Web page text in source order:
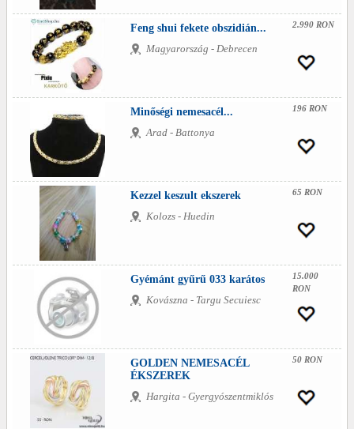
Feng shui fekete obszidián...
Magyarország - Debrecen
2.990 RON
Minőségi nemesacél...
Arad - Battonya
196 RON
Kezzel keszult ekszerek
Kolozs - Huedin
65 RON
Gyémánt gyűrű 033 karátos
Kovászna - Targu Secuiesc
15.000
RON
GOLDEN NEMESACÉL
ÉKSZEREK
Hargita - Gyergyószentmiklós
50 RON